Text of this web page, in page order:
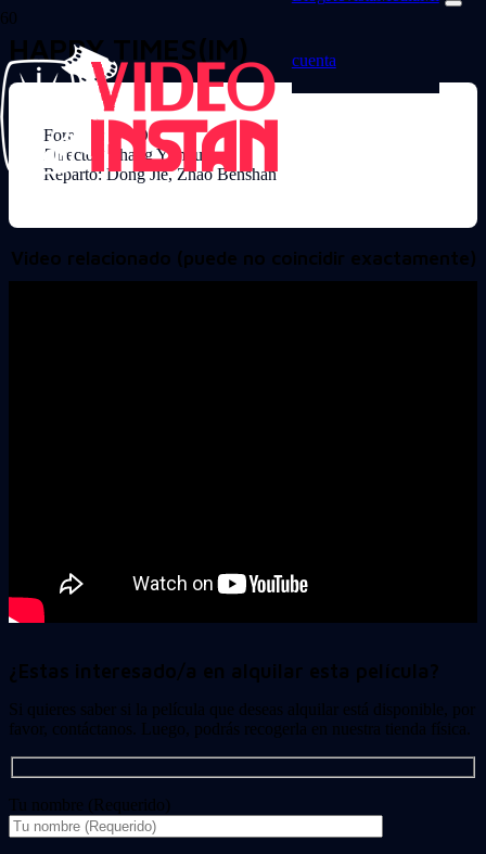
cuenta
HAPPY TIMES(IM)
Formato: DVD
Director: Zhang Yimou
Reparto: Dong Jie, Zhao Benshan
Video relacionado (puede no coincidir exactamente)
¿Estas interesado/a en alquilar esta película?
Si quieres saber si la película que deseas alquilar está disponible, por
favor, contáctanos. Luego, podrás recogerla en nuestra tienda física.
Tu nombre (Requerido)